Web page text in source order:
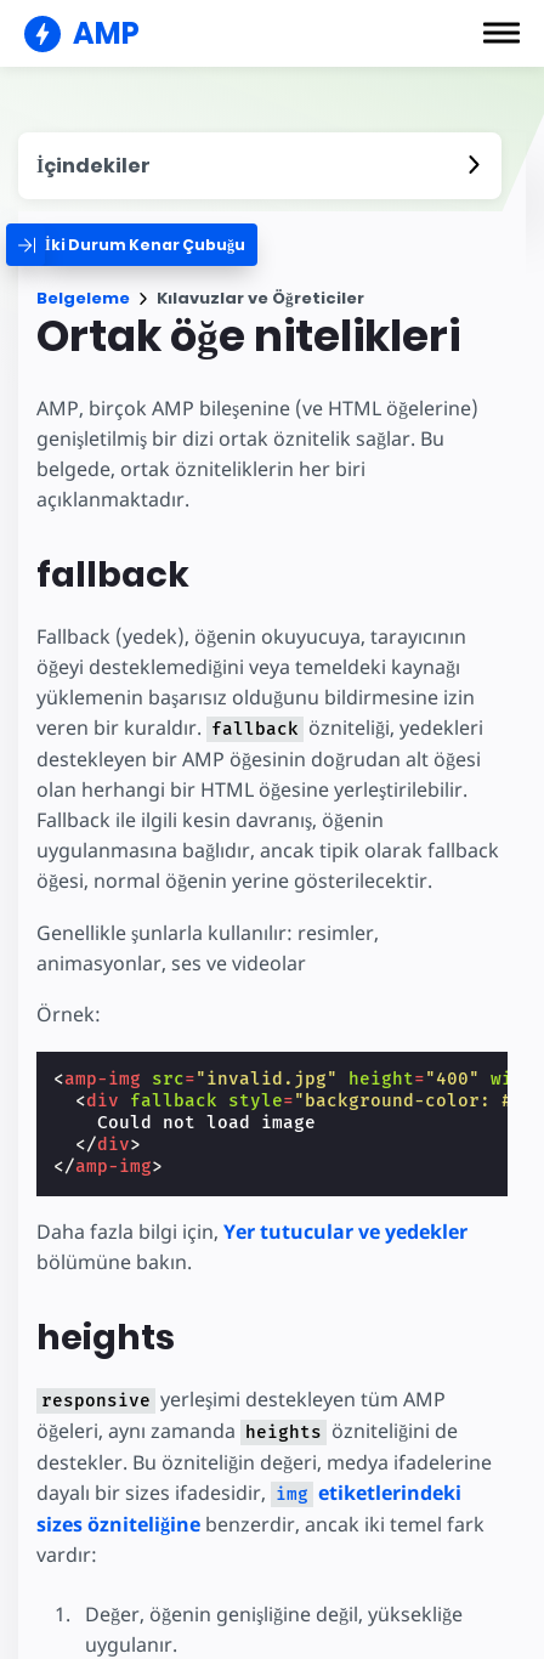
AMP
İçindekiler
İki Durum Kenar Çubuğu
Belgeleme Kılavuzlar ve Öğreticiler
Ortak öğe nitelikleri
AMP, birçok AMP bileşenine (ve HTML öğelerine)
genişletilmiş bir dizi ortak öznitelik sağlar. Bu
belgede, ortak özniteliklerin her biri
açıklanmaktadır.
fallback
Fallback (yedek), öğenin okuyucuya, tarayıcının
öğeyi desteklemediğini veya temeldeki kaynağı
yüklemenin başarısız olduğunu bildirmesine izin
veren bir kuraldır. fallback özniteliği, yedekleri
destekleyen bir AMP öğesinin doğrudan alt öğesi
olan herhangi bir HTML öğesine yerleştirilebilir.
Fallback ile ilgili kesin davranış, öğenin
uygulanmasına bağlıdır, ancak tipik olarak fallback
öğesi, normal öğenin yerine gösterilecektir.
Genellikle şunlarla kullanılır: resimler,
animasyonlar, ses ve videolar
Örnek:
<amp-img src="invalid.jpg" height="400"
<div fallback style="background-color:
    Could not load image
</div>
</amp-img>
Daha fazla bilgi için, Yer tutucular ve yedekler
bölümüne bakın.
heights
responsive yerleşimi destekleyen tüm AMP
öğeleri, aynı zamanda
heights özniteliğini de
destekler. Bu özniteliğin değeri, medya ifadelerine
dayalı bir sizes ifadesidir, img etiketlerindeki
sizes özniteliğine benzerdir, ancak iki temel fark
vardır:
Değer, öğenin genişliğine değil, yüksekliğe
uygulanır.